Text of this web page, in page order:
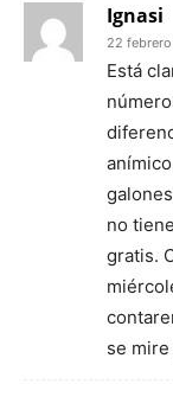
Ignasi
22
Está
no
gratis.
se